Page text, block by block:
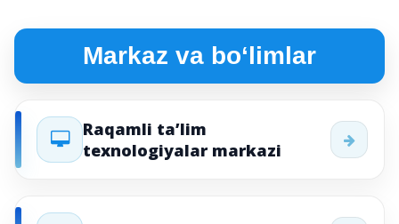
Markaz va bo‘limlar
Raqamli ta’lim
texnologiyalar markazi